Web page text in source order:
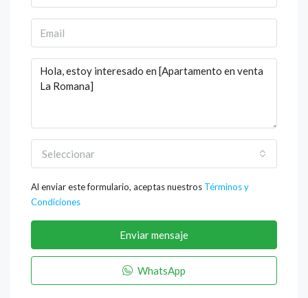
Seleccionar
Al enviar este formulario, aceptas nuestros Términos y
Condiciones
Enviar mensaje
WhatsApp